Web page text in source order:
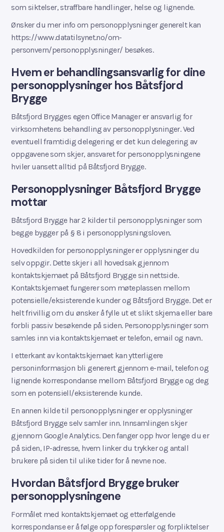
som siktelser, straffbare handlinger, helse og lignende.
Ønsker du mer info om personopplysninger generelt kan
https://www.datatilsynet.no/om-
personvern/personopplysninger/ besøkes.
Hvem er behandlingsansvarlig for dine
personopplysninger hos Båtsfjord
Brygge
Båtsfjord Brygges egen Office Manager er ansvarlig for
virksomhetens behandling av personopplysninger. Ved
eventuell framtidig delegering er det kun delegering av
oppgavene som skjer, ansvaret for personopplysningene
hviler uansett alltid på Båtsfjord Brygge.
Personopplysninger Båtsfjord Brygge
mottar
Båtsfjord Brygge har 2 kilder til personopplysninger som
begge bygger på § 8 i personopplysningsloven.
Hovedkilden for personopplysninger er opplysninger du
selv oppgir. Dette skjer i all hovedsak gjennom
kontaktskjemaet på Båtsfjord Brygge sin nettside.
Kontaktskjemaet fungerer som møteplassen mellom
potensielle/eksisterende kunder og Båtsfjord Brygge. Det er
helt frivillig om du ønsker å fylle ut et slikt skjema eller bare
forbli passiv besøkende på siden. Personopplysninger som
samles inn via kontaktskjemaet er telefon, email og navn.
I etterkant av kontaktskjemaet kan ytterligere
personinformasjon bli generert gjennom e-mail, telefon og
lignende korrespondanse mellom Båtsfjord Brygge og deg
som en potensiell/eksisterende kunde.
En annen kilde til personopplysninger er opplysninger
Båtsfjord Brygge selv samler inn. Innsamlingen skjer
gjennom Google Analytics. Den fanger opp hvor lenge du er
på siden, IP-adresse, hvem linker du trykker og antall
brukere på siden til ulike tider for å nevne noe.
Hvordan Båtsfjord Brygge bruker
personopplysningene
Formålet med kontaktskjemaet og etterfølgende
korrespondanse er å følge opp forespørsler og forpliktelser